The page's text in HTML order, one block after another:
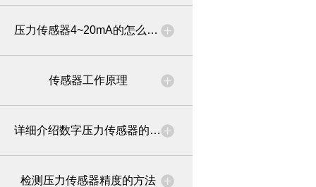
压力传感器4~20mA的怎么接线
传感器工作原理
详细介绍数字压力传感器的优势
检测压力传感器精度的方法